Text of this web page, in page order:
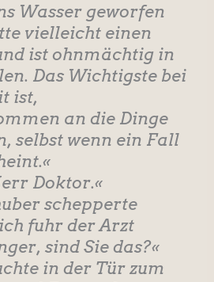
Wasser geworfen
vielleicht einen
ist ohnmächtig in
Das Wichtigste bei
ist,
an die Dinge
selbst wenn ein Fall
Doktor.«
schepperte
fuhr der Arzt
sind Sie das?«
in der Tür zum